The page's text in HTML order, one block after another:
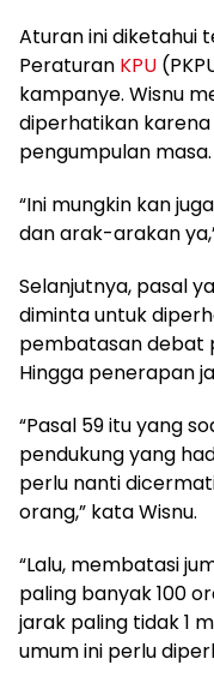
Aturan ini diketahui
Peraturan KPU
kampanye. Wisnu
diperhatikan
pengumpulan masa.
“Ini mungkin kan
dan arak-arakan
Selanjutnya, pasal
diminta untuk
pembatasan debat
Hingga penerapan
“Pasal 59 itu yang
pendukung yang
perlu nanti
orang,” kata Wisnu.
“Lalu, membatasi
paling banyak 100
jarak paling tidak 1
umum ini perlu